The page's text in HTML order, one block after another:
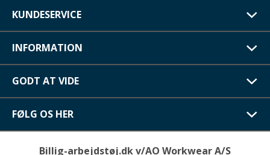
KUNDESERVICE
INFORMATION
GODT AT VIDE
FØLG OS HER
Billig-arbejdstøj.dk v/AO Workwear A/S